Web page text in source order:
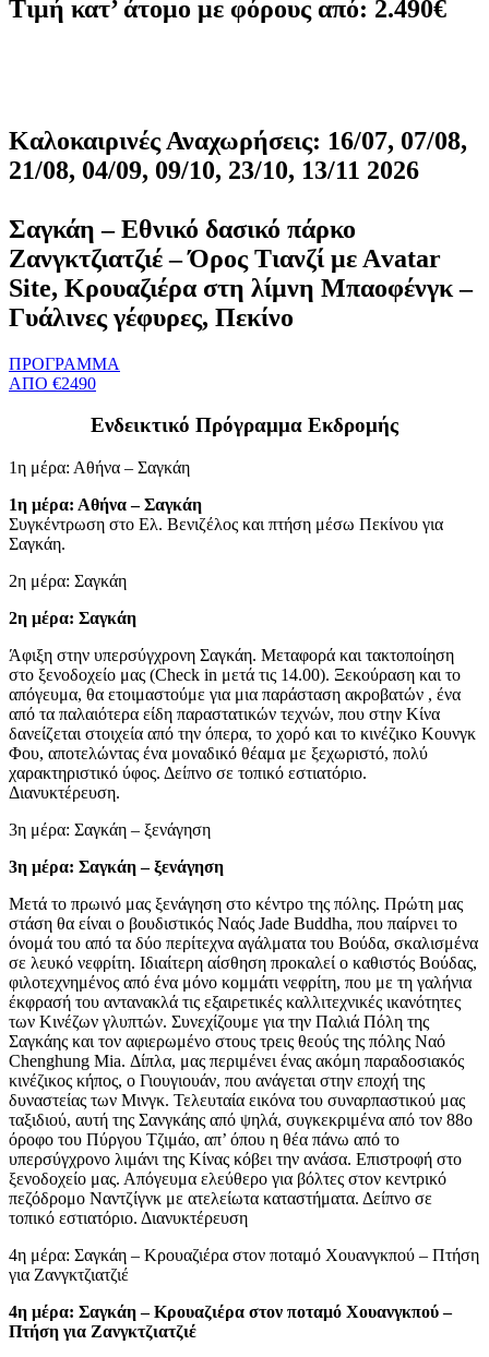
Τιμή κατ’ άτομο με φόρους από: 2.490€
Καλοκαιρινές Αναχωρήσεις: 16/07, 07/08,
21/08, 04/09, 09/10, 23/10, 13/11 2026
Σαγκάη – Εθνικό δασικό πάρκο
Ζανγκτζιατζιέ – Όρος Τιανζί με Αvatar
Site, Κρουαζιέρα στη λίμνη Μπαοφένγκ –
Γυάλινες γέφυρες, Πεκίνο
ΠΡΟΓΡΑΜΜΑ
ΑΠΟ €2490
Ενδεικτικό Πρόγραμμα Εκδρομής
1η μέρα: Αθήνα – Σαγκάη
1η μέρα: Αθήνα – Σαγκάη
Συγκέντρωση στο Ελ. Βενιζέλος και πτήση μέσω Πεκίνου για
Σαγκάη.
2η μέρα: Σαγκάη
2η μέρα: Σαγκάη
Άφιξη στην υπερσύγχρονη Σαγκάη. Μεταφορά και τακτοποίηση
στο ξενοδοχείο μας (Check in μετά τις 14.00). Ξεκούραση και το
απόγευμα, θα ετοιμαστούμε για μια παράσταση ακροβατών , ένα
από τα παλαιότερα είδη παραστατικών τεχνών, που στην Κίνα
δανείζεται στοιχεία από την όπερα, το χορό και το κινέζικο Κουνγκ
Φου, αποτελώντας ένα μοναδικό θέαμα με ξεχωριστό, πολύ
χαρακτηριστικό ύφος. Δείπνο σε τοπικό εστιατόριο.
Διανυκτέρευση.
3η μέρα: Σαγκάη – ξενάγηση
3η μέρα: Σαγκάη – ξενάγηση
Μετά το πρωινό μας ξενάγηση στο κέντρο της πόλης. Πρώτη μας
στάση θα είναι ο βουδιστικός Ναός Jade Buddha, που παίρνει το
όνομά του από τα δύο περίτεχνα αγάλματα του Βούδα, σκαλισμένα
σε λευκό νεφρίτη. Ιδιαίτερη αίσθηση προκαλεί ο καθιστός Βούδας,
φιλοτεχνημένος από ένα μόνο κομμάτι νεφρίτη, που με τη γαλήνια
έκφρασή του αντανακλά τις εξαιρετικές καλλιτεχνικές ικανότητες
των Κινέζων γλυπτών. Συνεχίζουμε για την Παλιά Πόλη της
Σαγκάης και τον αφιερωμένο στους τρεις θεούς της πόλης Ναό
Chenghung Mia. Δίπλα, μας περιμένει ένας ακόμη παραδοσιακός
κινέζικος κήπος, ο Γιουγιουάν, που ανάγεται στην εποχή της
δυναστείας των Μινγκ. Τελευταία εικόνα του συναρπαστικού μας
ταξιδιού, αυτή της Σανγκάης από ψηλά, συγκεκριμένα από τον 88ο
όροφο του Πύργου Τζιμάο, απ’ όπου η θέα πάνω από το
υπερσύγχρονο λιμάνι της Κίνας κόβει την ανάσα. Επιστροφή στο
ξενοδοχείο μας. Απόγευμα ελεύθερο για βόλτες στον κεντρικό
πεζόδρομο Ναντζίγνκ με ατελείωτα καταστήματα. Δείπνο σε
τοπικό εστιατόριο. Διανυκτέρευση
4η μέρα: Σαγκάη – Κρουαζιέρα στον ποταμό Χουανγκπού – Πτήση
για Ζανγκτζιατζιέ
4η μέρα: Σαγκάη – Κρουαζιέρα στον ποταμό Χουανγκπού –
Πτήση για Ζανγκτζιατζιέ